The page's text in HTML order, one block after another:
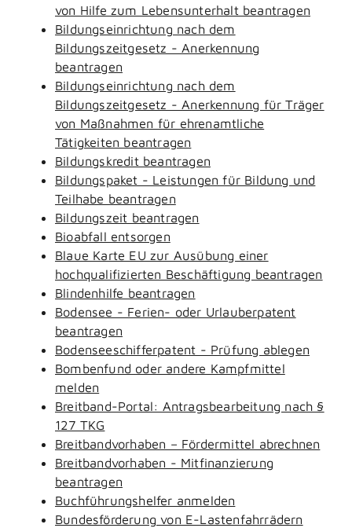
von Hilfe zum Lebensunterhalt beantragen
Bildungseinrichtung nach dem
Bildungszeitgesetz - Anerkennung
beantragen
Bildungseinrichtung nach dem
Bildungszeitgesetz - Anerkennung für Träger
von Maßnahmen für ehrenamtliche
Tätigkeiten beantragen
Bildungskredit beantragen
Bildungspaket - Leistungen für Bildung und
Teilhabe beantragen
Bildungszeit beantragen
Bioabfall entsorgen
Blaue Karte EU zur Ausübung einer
hochqualifizierten Beschäftigung beantragen
Blindenhilfe beantragen
Bodensee - Ferien- oder Urlauberpatent
beantragen
Bodenseeschifferpatent - Prüfung ablegen
Bombenfund oder andere Kampfmittel
melden
Breitband-Portal: Antragsbearbeitung nach §
127 TKG
Breitbandvorhaben – Fördermittel abrechnen
Breitbandvorhaben - Mitfinanzierung
beantragen
Buchführungshelfer anmelden
Bundesförderung von E-Lastenfahrrädern